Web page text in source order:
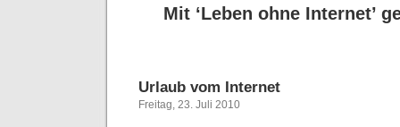
Mit ‘Leben ohne Internet’
Urlaub vom Internet
Freitag, 23. Juli 2010